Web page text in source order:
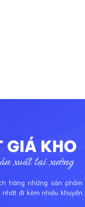
hàng những sản phẩm
đi kèm nhiều khuyến